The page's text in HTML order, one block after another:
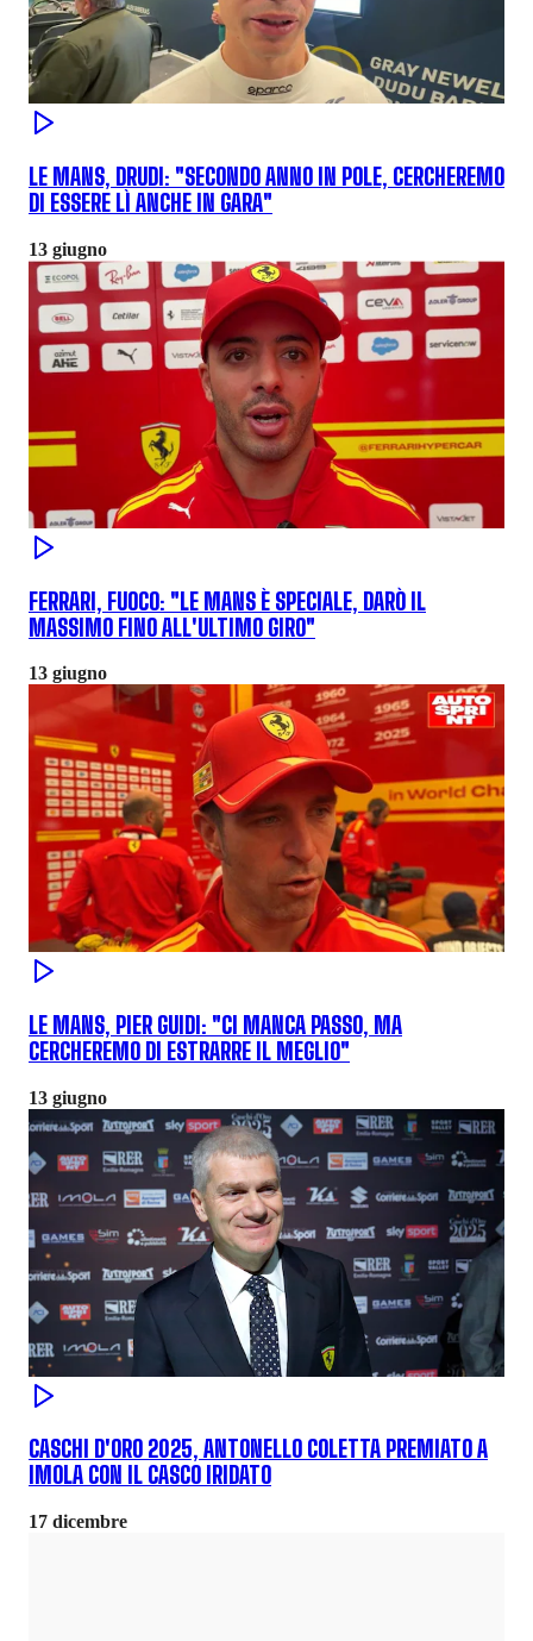
LE MANS, DRUDI: "SECONDO ANNO IN POLE, CERCHEREMO
DI ESSERE LÌ ANCHE IN GARA"
13 giugno
FERRARI, FUOCO: "LE MANS È SPECIALE, DARÒ IL
MASSIMO FINO ALL'ULTIMO GIRO"
13 giugno
LE MANS, PIER GUIDI: "CI MANCA PASSO, MA
CERCHEREMO DI ESTRARRE IL MEGLIO"
13 giugno
CASCHI D'ORO 2025, ANTONELLO COLETTA PREMIATO A
IMOLA CON IL CASCO IRIDATO
17 dicembre